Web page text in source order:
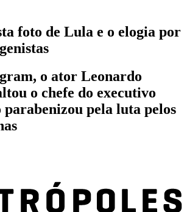
foto de Lula e o elogia por
o ator Leonardo
o chefe do executivo
pela luta pelos